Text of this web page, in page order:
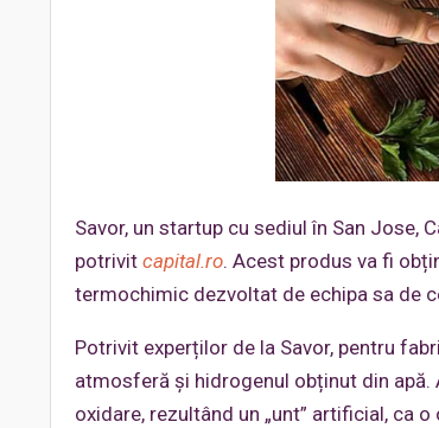
Savor, un startup cu sediul în San Jose,
potrivit capital.ro. Acest produs va fi
termochimic dezvoltat de echipa sa de
Potrivit experților de la Savor, pentru
atmosferă și hidrogenul obținut din
oxidare, rezultând un „unt” artificial, ca o